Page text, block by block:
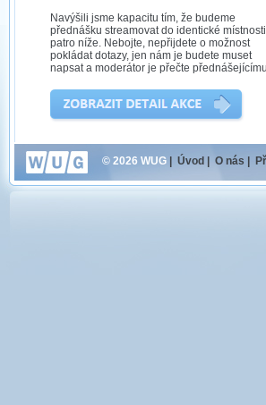
Navýšili jsme kapacitu tím, že budeme
přednášku streamovat do identické
patro níže. Nebojte, nepřijdete o možnost
pokládat dotazy, jen nám je budete muset
napsat a moderátor je přečte
© 2026 WUG Úvod O nás